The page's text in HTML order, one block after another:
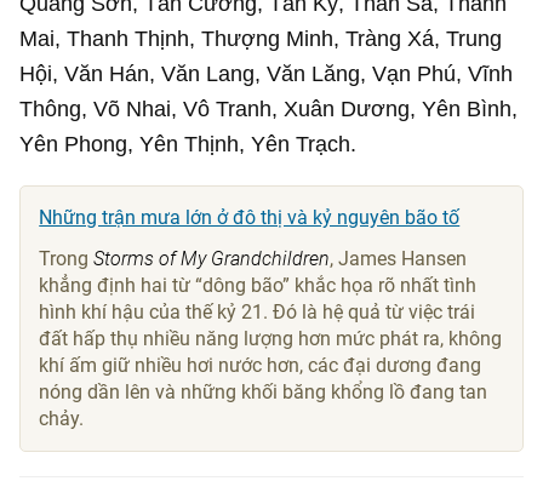
Mai, Thanh Thịnh, Thượng Minh, Tràng Xá, Trung
Hội, Văn Hán, Văn Lang, Văn Lăng, Vạn Phú, Vĩnh
Thông, Võ Nhai, Vô Tranh, Xuân Dương, Yên Bình,
Yên Phong, Yên Thịnh, Yên Trạch.
Những trận mưa lớn ở đô thị và kỷ nguyên bão tố
TrongStorms of My Grandchildren, James Hansen
khẳng định hai từ “dông bão” khắc họa rõ nhất tình
hình khí hậu của thế kỷ 21. Đó là hệ quả từ việc trái
đất hấp thụ nhiều năng lượng hơn mức phát ra, không
khí ấm giữ nhiều hơi nước hơn, các đại dương đang
nóng dần lên và những khối băng khổng lồ đang tan
chảy.